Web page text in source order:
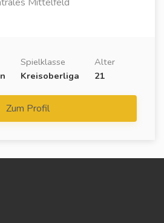
Spielklasse
Kreisoberliga
Alter
21
Zum Profil